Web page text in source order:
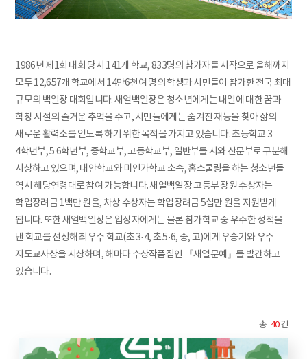
1986년 제1회 대회 당시 141개 학교, 833명의 참가자를 시작으로 올해까지
모두 12,657개 학교에서 14만6천여 명의 학생과 시민들이 참가한 전국 최대
규모의 백일장 대회입니다. 새얼백일장은 청소년에게는 내일에 대한 꿈과
학창 시절의 즐거운 추억을 주고, 시민들에게는 숨겨진 재능을 찾아 삶의
새로운 활력소를 얻도록 하기 위한 목적을 가지고 있습니다. 초등학교 3․
4학년부, 5․6학년부, 중학교부, 고등학교부, 일반부를 시와 산문부로 구분해
시상하고 있으며, 대안학교와 미인가학교 소속, 홈스쿨링을 하는 청소년들
역시 해당연령대로 참여 가능합니다. 새얼백일장 고등부 장원 수상자는
학업장려금 1백만 원을, 차상 수상자는 학업장려금 5십만 원을 지원받게
됩니다. 또한 새얼백일장은 입상자에게는 물론 참가학교 중 우수한 성적을
낸 학교를 선정해 최우수 학교(초 3·4, 초 5·6, 중, 고)에게 우승기와 우수
지도교사상을 시상하며, 해마다 수상작품집인 『새얼문예』를 발간하고
있습니다.
총 40건